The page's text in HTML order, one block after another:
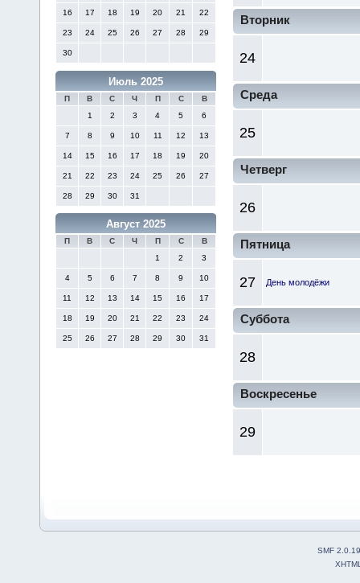
16 17 18 19 20 21 22
23 24 25 26 27 28 29
30
Июль 2025
П В С Ч П С
В
1
2 3 4 5 6
7 8 9 10 11 12 13
14 15 16 17 18 19 20
21 22 23 24 25 26 27
28 29 30 31
Август 2025
П В С Ч П С
В
1
2 3
4 5 6 7 8 9 10
11 12 13 14 15 16 17
18 19 20 21 22 23 24
25 26 27 28 29 30 31
Вторник
24
Среда
25
Четверг
26
Пятница
27 День молодёжи
Суббота
28
Воскресенье
29
SMF 2.0.19